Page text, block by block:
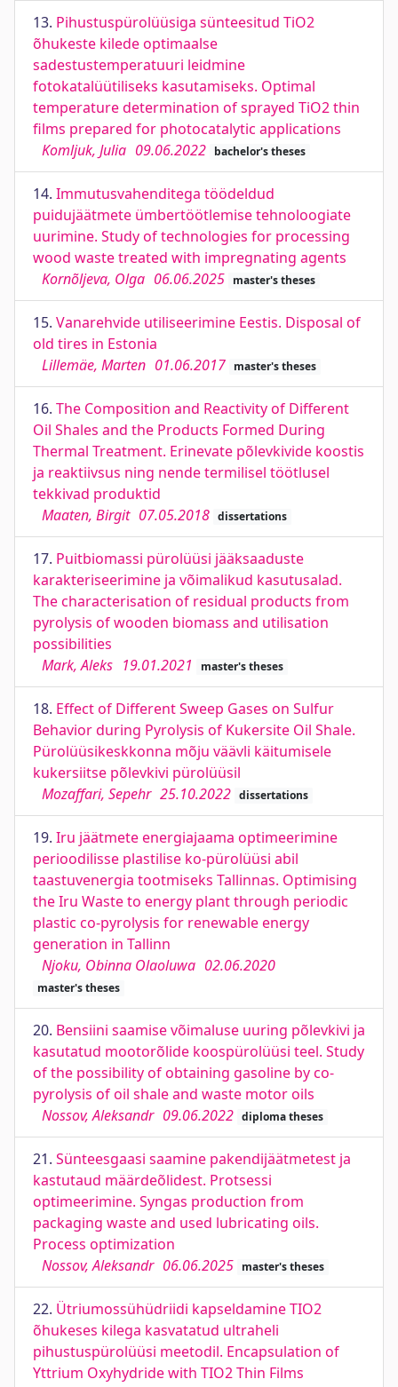
13. Pihustuspürolüüsiga sünteesitud TiO2
õhukeste kilede optimaalse
sadestustemperatuuri leidmine
fotokatalüütiliseks kasutamiseks. Optimal
temperature determination of sprayed TiO2 thin
films prepared for photocatalytic applications
Komljuk, Julia 09.06.2022 bachelor's theses
14. Immutusvahenditega töödeldud
puidujäätmete ümbertöötlemise tehnoloogiate
uurimine. Study of technologies for processing
wood waste treated with impregnating agents
Kornõljeva, Olga 06.06.2025 master's theses
15. Vanarehvide utiliseerimine Eestis. Disposal of
old tires in Estonia
Lillemäe, Marten 01.06.2017 master's theses
16. The Composition and Reactivity of Different
Oil Shales and the Products Formed During
Thermal Treatment. Erinevate põlevkivide koostis
ja reaktiivsus ning nende termilisel töötlusel
tekkivad produktid
Maaten, Birgit 07.05.2018 dissertations
17. Puitbiomassi pürolüüsi jääksaaduste
karakteriseerimine ja võimalikud kasutusalad.
The characterisation of residual products from
pyrolysis of wooden biomass and utilisation
possibilities
Mark, Aleks 19.01.2021 master's theses
18. Effect of Different Sweep Gases on Sulfur
Behavior during Pyrolysis of Kukersite Oil Shale.
Pürolüüsikeskkonna mõju väävli käitumisele
kukersiitse põlevkivi pürolüüsil
Mozaffari, Sepehr 25.10.2022 dissertations
19. Iru jäätmete energiajaama optimeerimine
perioodilisse plastilise ko-pürolüüsi abil
taastuvenergia tootmiseks Tallinnas. Optimising
the Iru Waste to energy plant through periodic
plastic co-pyrolysis for renewable energy
generation in Tallinn
Njoku, Obinna Olaoluwa 02.06.2020
master's theses
20. Bensiini saamise võimaluse uuring põlevkivi ja
kasutatud mootorõlide koospürolüüsi teel. Study
of the possibility of obtaining gasoline by co-
pyrolysis of oil shale and waste motor oils
Nossov, Aleksandr 09.06.2022 diploma theses
21. Sünteesgaasi saamine pakendijäätmetest ja
kastutaud määrdeõlidest. Protsessi
optimeerimine. Syngas production from
packaging waste and used lubricating oils.
Process optimization
Nossov, Aleksandr 06.06.2025 master's theses
22. Ütriumossühüdriidi kapseldamine TIO2
õhukeses kilega kasvatatud ultraheli
pihustuspürolüüsi meetodil. Encapsulation of
Yttrium Oxyhydride with TIO2 Thin Films